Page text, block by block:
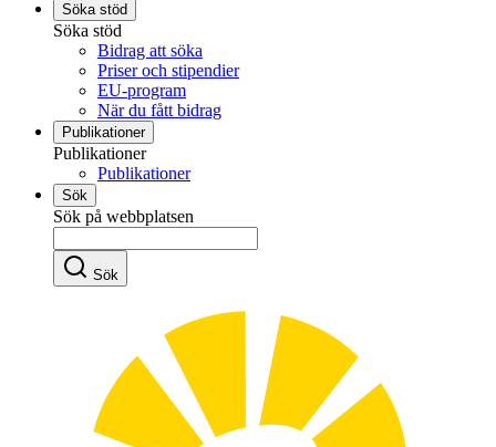
Söka stöd
Söka stöd
Bidrag att söka
Priser och stipendier
EU-program
När du fått bidrag
Publikationer
Publikationer
Publikationer
Sök
Sök på webbplatsen
Sök